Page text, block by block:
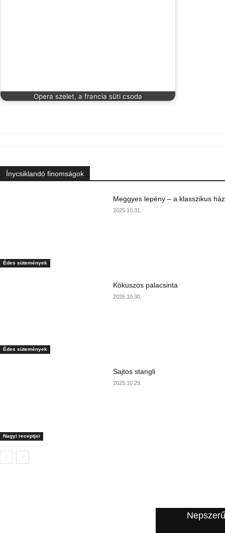
Opera szelet, a francia süti csoda
Ínycsiklandó finomságok
Édes sütemények
Meggyes lepény – a klasszikus
2025.10.31.
Édes sütemények
Kókuszos palacsinta
2025.10.30.
Nagyi receptjei
Sajtos stangli
2025.10.29.